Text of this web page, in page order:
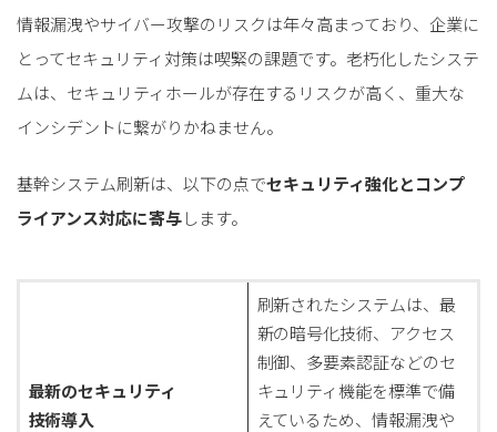
情報漏洩やサイバー攻撃のリスクは年々高まっており、企業に
とってセキュリティ対策は喫緊の課題です。老朽化したシステ
ムは、セキュリティホールが存在するリスクが高く、重大な
インシデントに繋がりかねません。
基幹システム刷新は、以下の点でセキュリティ強化とコンプ
ライアンス対応に寄与します。
最新のセキュリティ
技術導入
刷新されたシステムは、最
新の暗号化技術、アクセス
制御、多要素認証などのセ
キュリティ機能を標準で備
えているため、情報漏洩や